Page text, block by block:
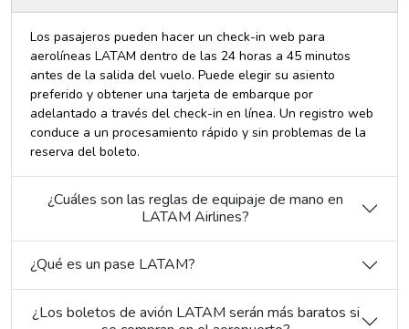
Los pasajeros pueden hacer un check-in web para
aerolíneas LATAM dentro de las 24 horas a 45 minutos
antes de la salida del vuelo. Puede elegir su asiento
preferido y obtener una tarjeta de embarque por
adelantado a través del check-in en línea. Un registro web
conduce a un procesamiento rápido y sin problemas de la
reserva del boleto.
¿Cuáles son las reglas de equipaje de mano en
LATAM Airlines?
¿Qué es un pase LATAM?
¿Los boletos de avión LATAM serán más baratos si